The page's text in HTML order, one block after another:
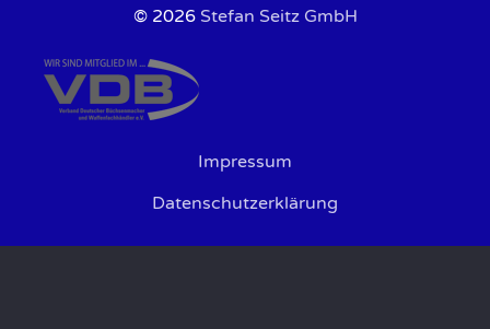
© 2026 Stefan Seitz GmbH
Impressum
Datenschutzerklärung